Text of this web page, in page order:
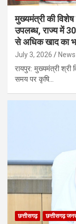
मुख्यमंत्री की विशेष
उपलब्ध, राज्य में
से अधिक खाद का
July 3, 2026
रायपुर: मुख्यमंत्री श्री
समय पर कृषि…
छत्तीसगढ़ छत्तीसगढ़